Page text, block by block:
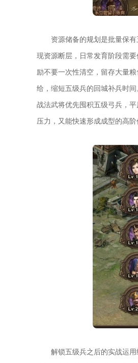
资源储备的规划是批量保
现资源断层，日常发育阶段需
励不要一次性清空，留存大量
给，缩短五级兵的回城补兵时
战法武将优先囤积五级弓兵，
压力，又能快速形成成型的高
解锁五级兵之后的实战运